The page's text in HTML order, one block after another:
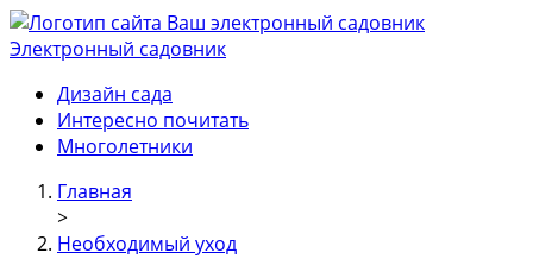
Электронный садовник
Ваш электронный садовник
Онлайн журнал для садовод и огродников.
Дизайн сада
Интересно почитать
Многолетники
Главная
>
Необходимый уход